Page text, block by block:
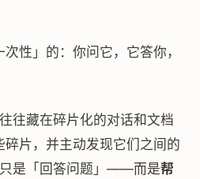
性」的：你问它，它答你，
往藏在碎片化的对话和文档
碎片，并主动发现它们之间的
是「回答问题」——而是帮